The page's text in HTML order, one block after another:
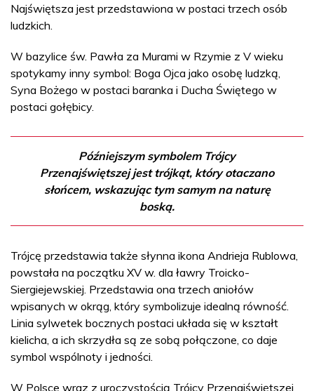
Najświętsza jest przedstawiona w postaci trzech osób
ludzkich.
W bazylice św. Pawła za Murami w Rzymie z V wieku
spotykamy inny symbol: Boga Ojca jako osobę ludzką,
Syna Bożego w postaci baranka i Ducha Świętego w
postaci gołębicy.
Późniejszym symbolem Trójcy
Przenajświętszej jest trójkąt, który otaczano
słońcem, wskazując tym samym na naturę
boską.
Trójcę przedstawia także słynna ikona Andrieja Rublowa,
powstała na początku XV w. dla ławry Troicko-
Siergiejewskiej. Przedstawia ona trzech aniołów
wpisanych w okrąg, który symbolizuje idealną równość.
Linia sylwetek bocznych postaci układa się w kształt
kielicha, a ich skrzydła są ze sobą połączone, co daje
symbol wspólnoty i jedności.
W Polsce wraz z uroczystością Trójcy Przenajświętszej